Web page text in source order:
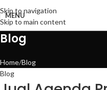
Skip to navigation
Skip to main content
MENU
Blog
Home Blog
Blog